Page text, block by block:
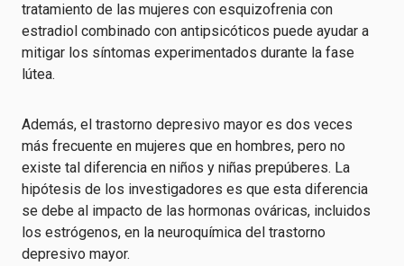
tratamiento de las mujeres con esquizofrenia con
estradiol combinado con antipsicóticos puede ayudar a
mitigar los síntomas experimentados durante la fase
lútea.
Además, el trastorno depresivo mayor es dos veces
más frecuente en mujeres que en hombres, pero no
existe tal diferencia en niños y niñas prepúberes. La
hipótesis de los investigadores es que esta diferencia
se debe al impacto de las hormonas ováricas, incluidos
los estrógenos, en la neuroquímica del trastorno
depresivo mayor.